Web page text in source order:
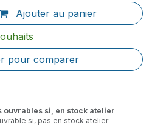
Ajouter au panier
pour comparer
ouvrables si, en stock atelier
si, pas en stock atelier